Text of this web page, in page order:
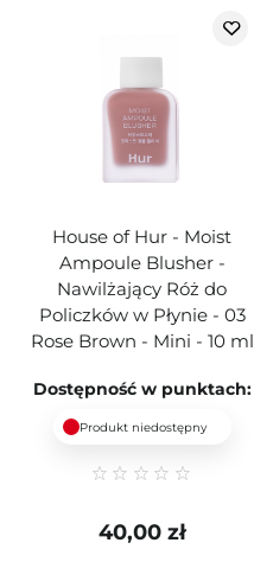
House of Hur - Moist
Ampoule Blusher -
Nawilżający Róż do
Policzków w Płynie - 03
Rose Brown - Mini - 10 ml
Dostępność w punktach:
Produkt niedostępny
40,00 zł